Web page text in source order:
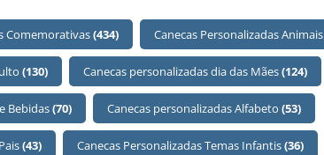
Comemorativas(434) Canecas Personalizadas Animais
(130) Canecas personalizadas dia das Mães(124)
Bebidas(70) Canecas personalizadas Alfabeto (53)
(43) Canecas Personalizadas Temas Infantis(36)